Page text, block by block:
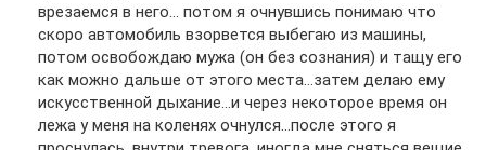
врезаемся в него… потом я очнувшись понимаю что
скоро автомобиль взорвется выбегаю из машины,
потом освобождаю мужа (он без сознания) и тащу его
как можно дальше от этого места…затем делаю ему
искусственной дыхание…и через некоторое время он
лежа у меня на коленях очнулся…после этого я